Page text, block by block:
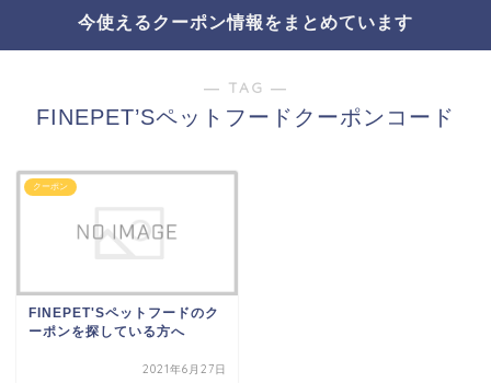
今使えるクーポン情報をまとめています
― TAG ―
FINEPET’Sペットフードクーポンコード
クーポン
FINEPET'Sペットフードのク
ーポンを探している方へ
2021年6月27日